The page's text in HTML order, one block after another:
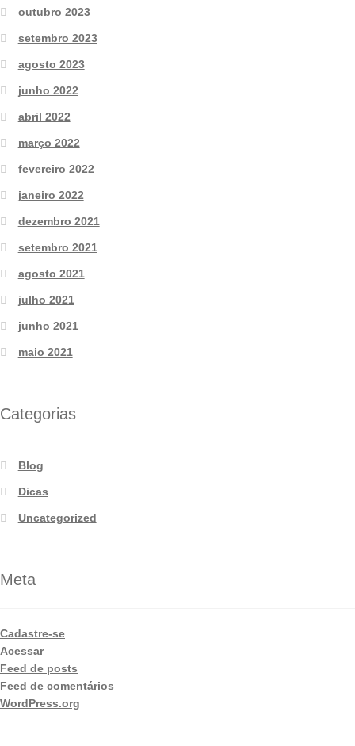
outubro 2023
setembro 2023
agosto 2023
junho 2022
abril 2022
março 2022
fevereiro 2022
janeiro 2022
dezembro 2021
setembro 2021
agosto 2021
julho 2021
junho 2021
maio 2021
Categorias
Blog
Dicas
Uncategorized
Meta
Cadastre-se
Acessar
Feed de posts
Feed de comentários
WordPress.org